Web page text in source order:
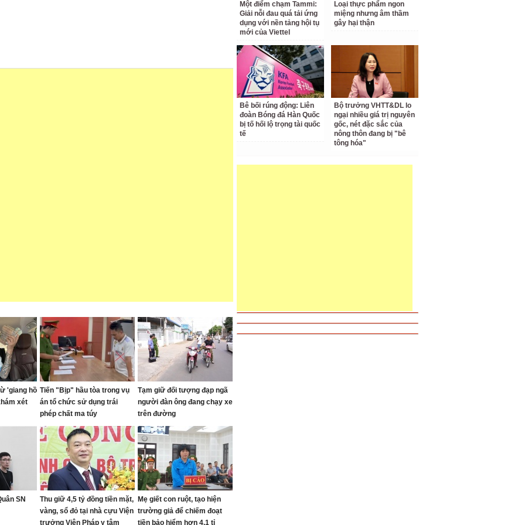
'giang hồ
xét
Tiến "Bịp" hầu tòa trong vụ
án tổ chức sử dụng trái
phép chất ma túy
Tạm giữ đối tượng đạp ngã
người đàn ông đang chạy xe
trên đường
SN
Thu giữ 4,5 tỷ đồng tiền mặt,
vàng, sổ đỏ tại nhà cựu Viện
trưởng Viện Pháp y tâm
Mẹ giết con ruột, tạo hiện
trường giả để chiếm đoạt
tiền bảo hiểm hơn 4,1 tỉ
Một điểm chạm Tammi:
Giải nỗi đau quá tải ứng
dụng với nền tảng hội tụ
mới của Viettel
Loại thực phẩm ngon
miệng nhưng âm thầm
gây hại thận
Bê bối rúng động: Liên
đoàn Bóng đá Hàn Quốc
bị tố hối lộ trọng tài quốc
tế
Bộ trưởng VHTT&DL lo
ngại nhiều giá trị nguyên
gốc, nét đặc sắc của
nông thôn đang bị "bê
tông hóa"